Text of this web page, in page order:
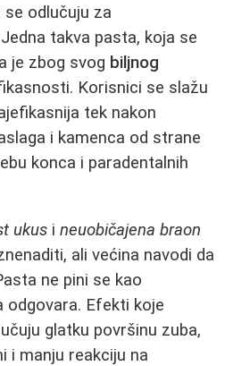
se odlučuju za
takva pasta, koja se
je zbog svog biljnog
Korisnici se slažu
tek nakon
i kamenca od strane
konca i paradentalnih
ukus i neuobičajena braon
ali većina navodi da
ne pini se kao
odgovara. Efekti koje
glatku površinu zuba,
i manju reakciju na